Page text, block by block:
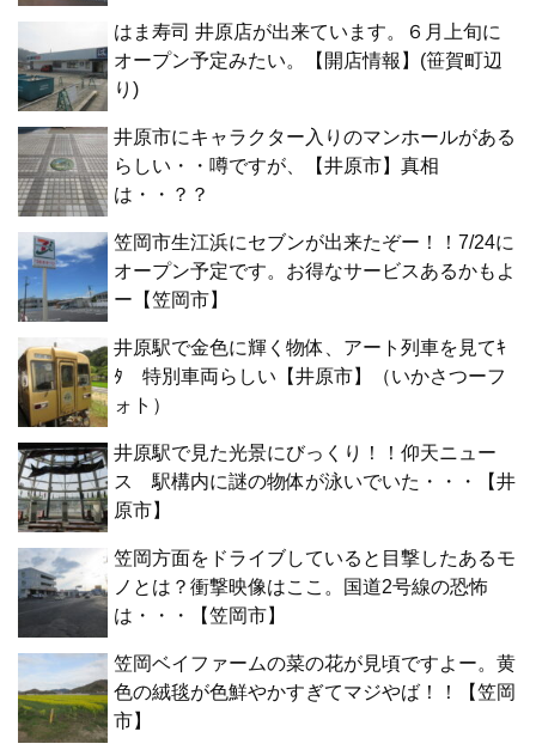
はま寿司 井原店が出来ています。６月上旬に
オープン予定みたい。【開店情報】(笹賀町辺
り)
井原市にキャラクター入りのマンホールがある
らしい・・噂ですが、【井原市】真相
は・・？？
笠岡市生江浜にセブンが出来たぞー！！7/24に
オープン予定です。お得なサービスあるかもよ
ー【笠岡市】
井原駅で金色に輝く物体、アート列車を見てｷ
ﾀ 特別車両らしい【井原市】（いかさつーフ
ォト）
井原駅で見た光景にびっくり！！仰天ニュー
ス 駅構内に謎の物体が泳いでいた・・・【井
原市】
笠岡方面をドライブしていると目撃したあるモ
ノとは？衝撃映像はここ。国道2号線の恐怖
は・・・【笠岡市】
笠岡ベイファームの菜の花が見頃ですよー。黄
色の絨毯が色鮮やかすぎてマジやば！！【笠岡
市】